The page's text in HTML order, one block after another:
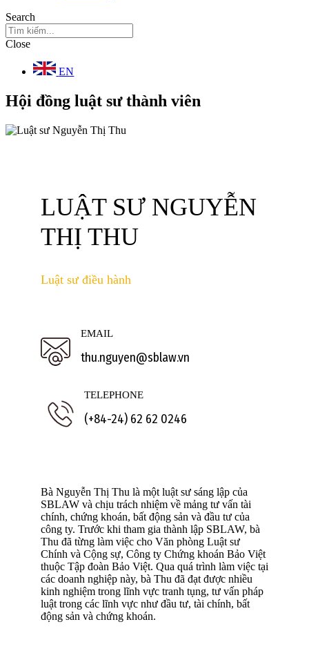
Search
Close
EN
Hội đồng luật sư thành viên
LUẬT SƯ NGUYỄN
THỊ THU
Luật sư điều hành
EMAIL
thu.nguyen@sblaw.vn
TELEPHONE
(+84-24) 62 62 0246
Bà Nguyễn Thị Thu là một luật sư sáng lập của
SBLAW và chịu trách nhiệm về mảng tư vấn tài
chính, chứng khoán, bất động sản và đầu tư của
công ty. Trước khi tham gia thành lập SBLAW, bà
Thu đã từng làm việc cho Văn phòng Luật sư
Chính và Cộng sự, Công ty Chứng khoán Bảo Việt
thuộc Tập đoàn Bảo Việt. Qua quá trình làm việc tại
các doanh nghiệp này, bà Thu đã đạt được nhiều
kinh nghiệm trong lĩnh vực tranh tụng, tư vấn pháp
luật trong các lĩnh vực như đầu tư, tài chính, bất
động sản và chứng khoán.